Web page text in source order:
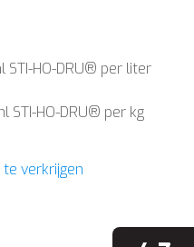
HO-DRU® per liter
HO-DRU® per kg
te verkrijgen